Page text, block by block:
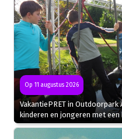
Op 11 augustus 2026
VakantiePRET in
kinderen en jongeren met